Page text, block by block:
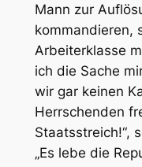
Mann zur
kommandieren,
Arbeiterklasse
ich die Sache
wir gar keinen
Herrschenden
Staatsstreich!“,
„Es lebe die